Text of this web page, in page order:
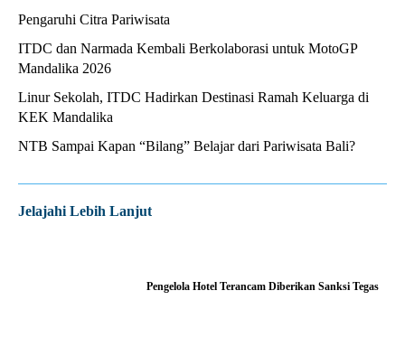
Pengaruhi Citra Pariwisata
ITDC dan Narmada Kembali Berkolaborasi untuk MotoGP
Mandalika 2026
Linur Sekolah, ITDC Hadirkan Destinasi Ramah Keluarga di
KEK Mandalika
NTB Sampai Kapan “Bilang” Belajar dari Pariwisata Bali?
Jelajahi Lebih Lanjut
Pengelola Hotel Terancam Diberikan Sanksi Tegas